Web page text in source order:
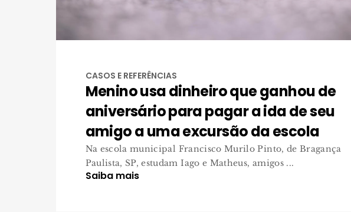
CASOS E REFERÊNCIAS
Menino usa dinheiro que ganhou de
aniversário para pagar a ida de seu
amigo a uma excursão da escola
Na escola municipal Francisco Murilo Pinto, de Bragança
Paulista, SP, estudam Iago e Matheus, amigos ...
Saiba mais